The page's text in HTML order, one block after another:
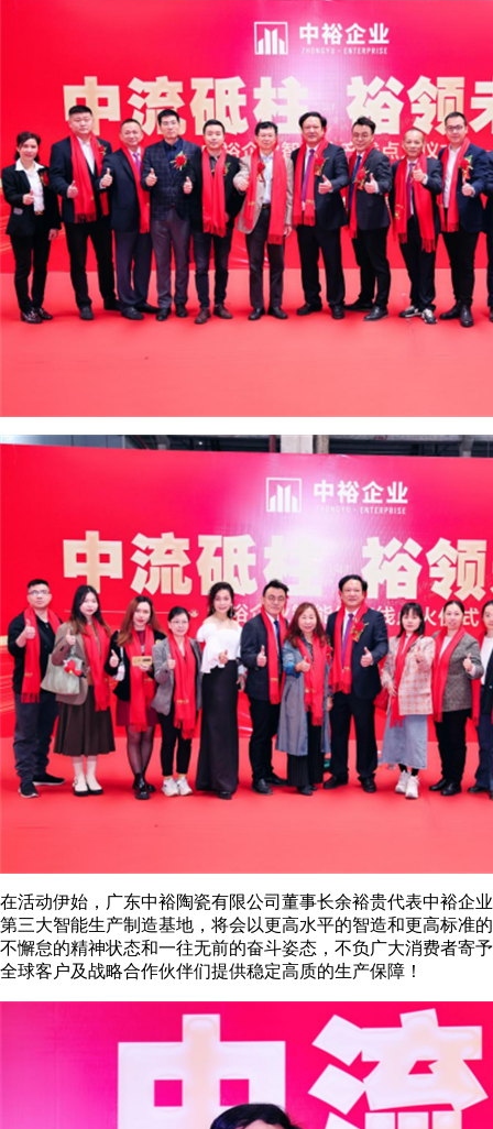
在活动伊始，广东中裕陶瓷有限公司董事长余裕贵代表中裕企
第三大智能生产制造基地，将会以更高水平的智造和更高标准
不懈怠的精神状态和一往无前的奋斗姿态，不负广大消费者寄
全球客户及战略合作伙伴们提供稳定高质的生产保障！